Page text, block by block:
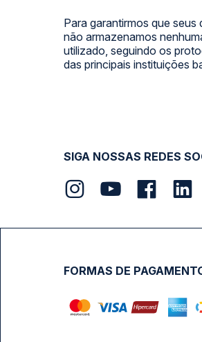
Para garantirmos que
não armazenamos
utilizado, seguindo os
das principais instituições
SIGA NOSSAS REDES
FORMAS DE